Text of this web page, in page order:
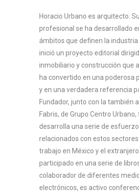
Horacio Urbano es arquitecto.
profesional se ha desarrollado
ámbitos que definen la industria
inició un proyecto editorial
inmobiliario y construcción que
ha convertido en una
y en una verdadera referencia
Fundador, junto con la también
Fabris, de Grupo Centro
desarrolla una serie de
relacionados con estos
trabajo en México y el
participado en una serie de
colaborador de diferentes
electrónicos, es activo